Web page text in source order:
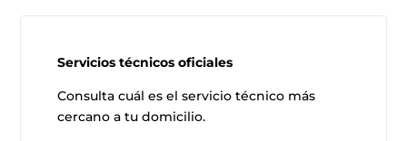
Servicios técnicos oficiales
Consulta cuál es el servicio técnico más
cercano a tu domicilio.